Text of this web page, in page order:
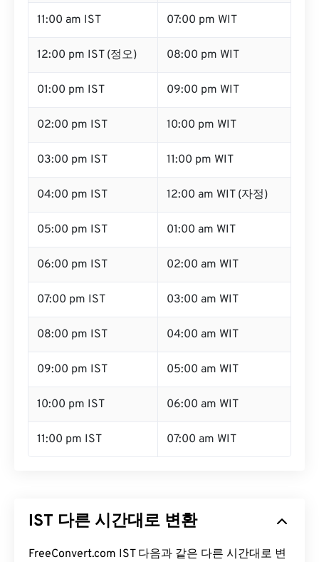
11:00 am IST 07:00 pm WIT
12:00 pm IST (정오) 08:00 pm WIT
01:00 pm IST 09:00 pm WIT
02:00 pm IST 10:00 pm WIT
03:00 pm IST 11:00 pm WIT
04:00 pm IST 12:00 am WIT (자정)
05:00 pm IST 01:00 am WIT
06:00 pm IST 02:00 am WIT
07:00 pm IST 03:00 am WIT
08:00 pm IST 04:00 am WIT
09:00 pm IST 05:00 am WIT
10:00 pm IST 06:00 am WIT
11:00 pm IST 07:00 am WIT
IST 다른 시간대로 변환
FreeConvert.com IST 다음과 같은 다른 시간대로 변